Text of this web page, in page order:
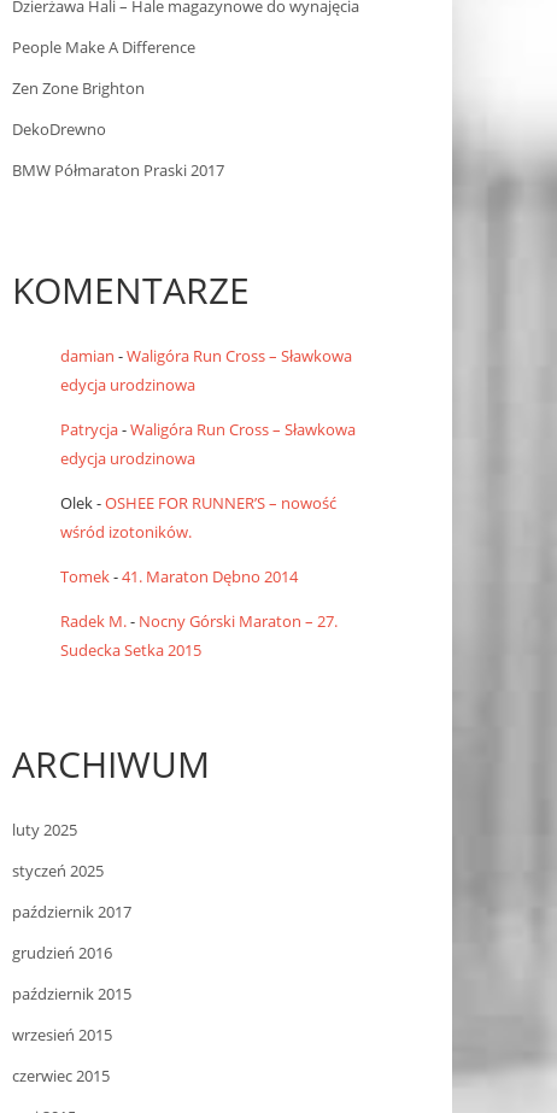
Dzierżawa Hali – Hale magazynowe do wynajęcia
People Make A Difference
Zen Zone Brighton
DekoDrewno
BMW Półmaraton Praski 2017
KOMENTARZE
damian -Waligóra Run Cross – Sławkowa
edycja urodzinowa
Patrycja-Waligóra Run Cross – Sławkowa
edycja urodzinowa
Olek-OSHEE FOR RUNNER’S – nowość
wśród izotoników.
Tomek-41. Maraton Dębno 2014
Radek M.- Nocny Górski Maraton – 27.
Sudecka Setka 2015
ARCHIWUM
luty 2025
styczeń 2025
październik 2017
grudzień 2016
październik 2015
wrzesień 2015
czerwiec 2015